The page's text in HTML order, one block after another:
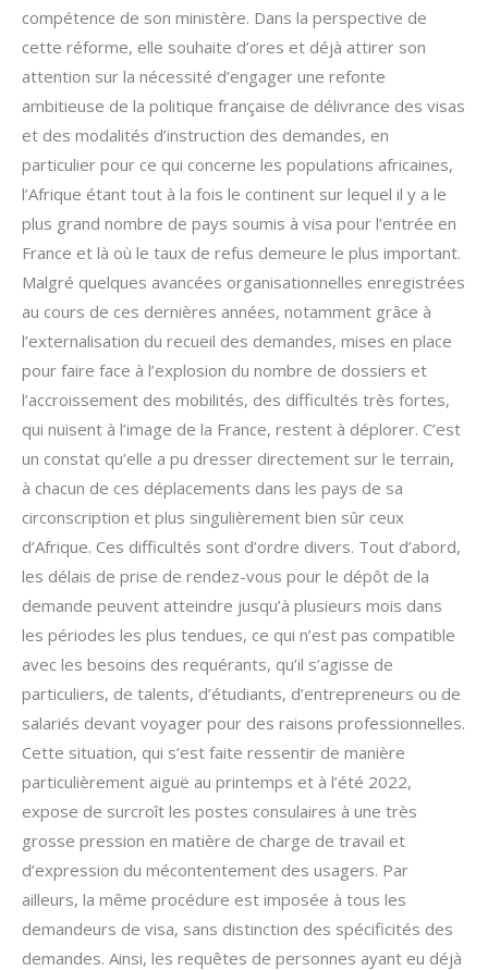
compétence de son ministère. Dans la perspective de
cette réforme, elle souhaite d’ores et déjà attirer son
attention sur la nécessité d’engager une refonte
ambitieuse de la politique française de délivrance des visas
et des modalités d’instruction des demandes, en
particulier pour ce qui concerne les populations africaines,
l’Afrique étant tout à la fois le continent sur lequel il y a le
plus grand nombre de pays soumis à visa pour l’entrée en
France et là où le taux de refus demeure le plus important.
Malgré quelques avancées organisationnelles enregistrées
au cours de ces dernières années, notamment grâce à
l’externalisation du recueil des demandes, mises en place
pour faire face à l’explosion du nombre de dossiers et
l’accroissement des mobilités, des difficultés très fortes,
qui nuisent à l’image de la France, restent à déplorer. C’est
un constat qu’elle a pu dresser directement sur le terrain,
à chacun de ces déplacements dans les pays de sa
circonscription et plus singulièrement bien sûr ceux
d’Afrique. Ces difficultés sont d’ordre divers. Tout d’abord,
les délais de prise de rendez-vous pour le dépôt de la
demande peuvent atteindre jusqu’à plusieurs mois dans
les périodes les plus tendues, ce qui n’est pas compatible
avec les besoins des requérants, qu’il s’agisse de
particuliers, de talents, d’étudiants, d’entrepreneurs ou de
salariés devant voyager pour des raisons professionnelles.
Cette situation, qui s’est faite ressentir de manière
particulièrement aiguë au printemps et à l’été 2022,
expose de surcroît les postes consulaires à une très
grosse pression en matière de charge de travail et
d’expression du mécontentement des usagers. Par
ailleurs, la même procédure est imposée à tous les
demandeurs de visa, sans distinction des spécificités des
demandes. Ainsi, les requêtes de personnes ayant eu déjà